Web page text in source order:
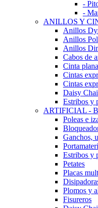
-
-
ANILLOS Y
Anillos
Anillos
Anillos
Cabos de
Cinta
Cintas
Cintas
Daisy
Estribos y
ARTIFICIAL -
Poleas e
Ganchos,
Estribos y
Petates
Placas
Plomos y
Fisureros